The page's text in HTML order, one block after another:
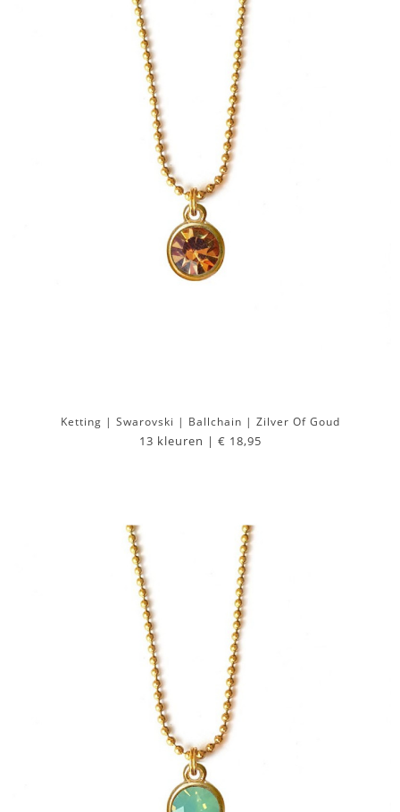
Ketting | Swarovski | Ballchain | Zilver Of Goud
13 kleuren | € 18,95